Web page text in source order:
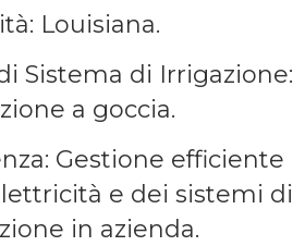
Louisiana.
Sistema di Irrigazione:
a goccia.
Gestione efficiente
e dei sistemi di
in azienda.